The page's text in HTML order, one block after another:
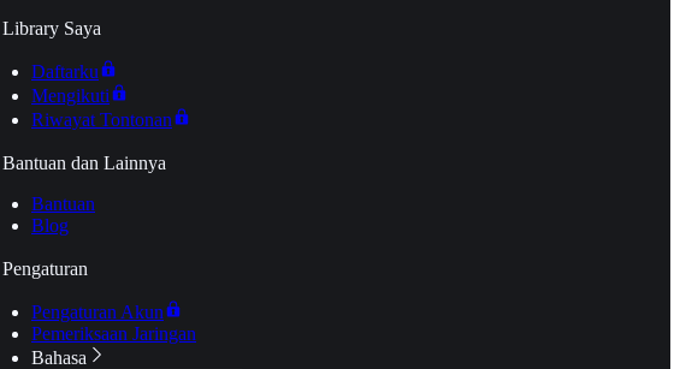
Library Saya
Daftarku
Mengikuti
Riwayat Tontonan
Bantuan dan Lainnya
Bantuan
Blog
Pengaturan
Pengaturan Akun
Pemeriksaan Jaringan
Bahasa